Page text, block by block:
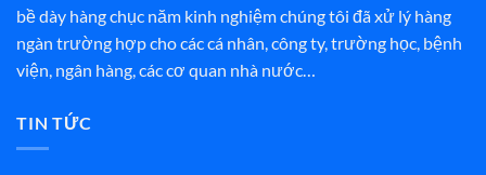
bề dày hàng chục năm kinh nghiệm chúng tôi đã xử lý hàng
ngàn trường hợp cho các cá nhân, công ty, trường học, bệnh
viện, ngân hàng, các cơ quan nhà nước…
TIN TỨC